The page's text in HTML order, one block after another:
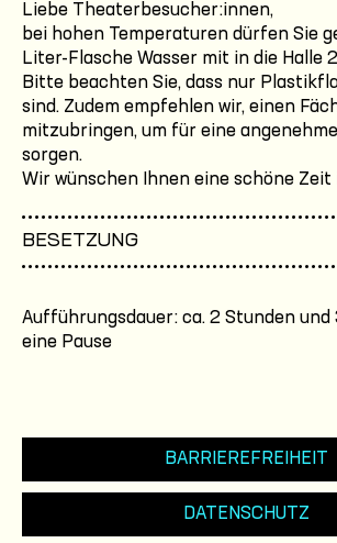
Liebe Theaterbesucher:innen,
bei hohen Temperaturen dürfen Sie
Liter-Flasche Wasser mit in die Halle
Bitte beachten Sie, dass nur
sind. Zudem empfehlen wir, einen
mitzubringen, um für eine
sorgen.
Wir wünschen Ihnen eine schöne
BESETZUNG
Aufführungsdauer: ca. 2 Stunden und
eine Pause
BARRIEREFREIHEIT
DATENSCHUTZ